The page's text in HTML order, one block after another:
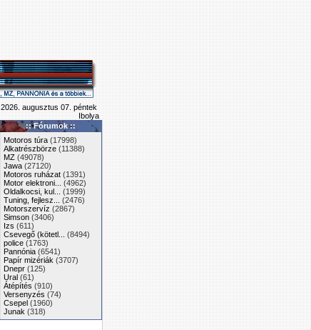
2026. augusztus 07. péntek
Ibolya
:: Fórumok ::
Motoros túra (17998)
Alkatrészbörze (11388)
MZ (49078)
Jawa (27120)
Motoros ruházat (1391)
Motor elektroni...
(4962)
Oldalkocsi, kul...
(1999)
Tuning, fejlesz...
(2476)
Motorszervíz (2867)
Simson (3406)
Izs (611)
Csevegő (kötetl...
(8494)
police (1763)
Pannónia (6541)
Papír mizériák (3707)
Dnepr (125)
Ural (61)
Átépítés (910)
Versenyzés (74)
Csepel (1960)
Junak (318)